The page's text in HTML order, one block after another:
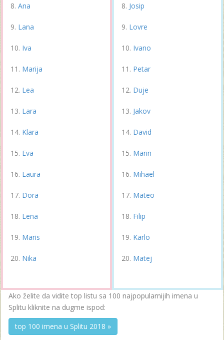
Ana
Lana
Iva
Marija
Lea
Lara
Klara
Eva
Laura
Dora
Lena
Maris
Nika
Josip
Lovre
Ivano
Petar
Duje
Jakov
David
Marin
Mihael
Mateo
Filip
Karlo
Matej
Ako želite da vidite top listu sa 100 najpopularnijih imena u
Splitu kliknite na dugme ispod:
top 100 imena u Splitu 2018 »